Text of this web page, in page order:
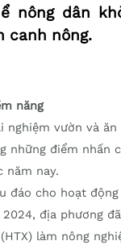
nông dân
canh nông.
năng
nghiệm vườn và ăn
những điểm nhấn
năm nay.
đáo cho hoạt
địa phương
làm nông